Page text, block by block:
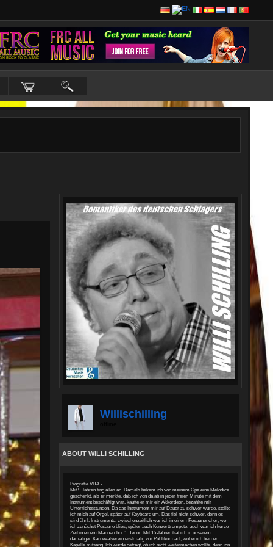
Willischilling
ABOUT WILLI SCHILLING
Biografie VITA -
Mit 9 Jahren fing alles an. Damals bekam ich von meinem Opa eine Melodica
geschenkt. als er merkte, daß ich von da ab in jeder freien Minute mit dem
Instrument beschäftigt war, kaufte er mir ein Akkordeon, bezahlte mir
Unterrichtsstunden. Da das Instrument mir auf Dauer zu schwer wurde, stellte
ich mich auf Orgel, später auf Keyboard um. Das fiel nicht schwer, denn es
sind ähnl. Instrumente. zwischenzeitlich war ich in einem Posaunenchor, wo
ich zunächst Posaune blies, später auch Konzerttrompete. auch war ich kurze
Zeit in einem Männerchor 1. Tenor. Mit 15 Jahren trat ich in unserem
damaligen Karnevalverein erstmalig vor Publikum auf, wobei ich bei der
Kapelle mitsang. Ich wurde gefragt, ob ich nicht weitermachen wollte, denn icn